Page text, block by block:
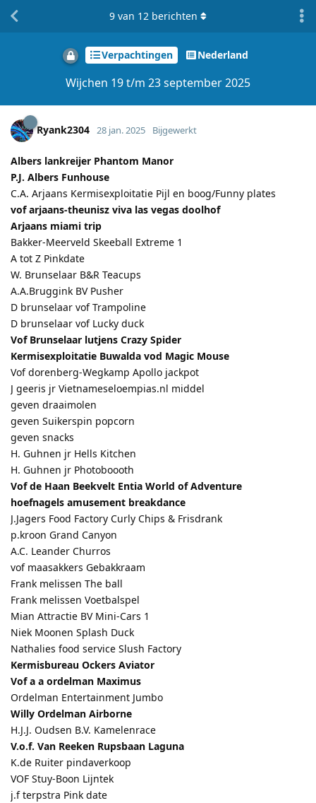
Verpachtingen Nederland
Wijchen 19 t/m 23 september 2025
9 van 12 berichten
Ryank2304 28 jan. 2025 Bijgewerkt
Albers lankreijer Phantom Manor
P.J. Albers Funhouse
C.A. Arjaans Kermisexploitatie Pijl en boog/Funny plates
vof arjaans-theunisz viva las vegas doolhof
Arjaans miami trip
Bakker-Meerveld Skeeball Extreme 1
A tot Z Pinkdate
W. Brunselaar B&R Teacups
A.A.Bruggink BV Pusher
D brunselaar vof Trampoline
D brunselaar vof Lucky duck
Vof Brunselaar lutjens Crazy Spider
Kermisexploitatie Buwalda vod Magic Mouse
Vof dorenberg-Wegkamp Apollo jackpot
J geeris jr Vietnameseloempias.nl middel
geven draaimolen
geven Suikerspin popcorn
geven snacks
H. Guhnen jr Hells Kitchen
H. Guhnen jr Photoboooth
Vof de Haan Beekvelt Entia World of Adventure
hoefnagels amusement breakdance
J.Jagers Food Factory Curly Chips & Frisdrank
p.kroon Grand Canyon
A.C. Leander Churros
vof maasakkers Gebakkraam
Frank melissen The ball
Frank melissen Voetbalspel
Mian Attractie BV Mini-Cars 1
Niek Moonen Splash Duck
Nathalies food service Slush Factory
Kermisbureau Ockers Aviator
Vof a a ordelman Maximus
Ordelman Entertainment Jumbo
Willy Ordelman Airborne
H.J.J. Oudsen B.V. Kamelenrace
V.o.f. Van Reeken Rupsbaan Laguna
K.de Ruiter pindaverkoop
VOF Stuy-Boon Lijntek
j.f terpstra Pink date